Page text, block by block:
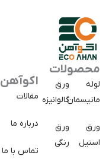
محصولات
لوله
مانیسمان
ورق
استیل
ورق
گالوانیزه
ورق
رنگی
اکوآهن
مقالات
درباره ما
تماس با ما